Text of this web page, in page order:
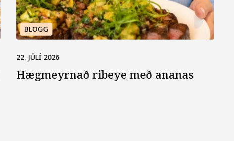
BLOGG
22. JÚLÍ 2026
Hægmeyrnað ribeye með ananas